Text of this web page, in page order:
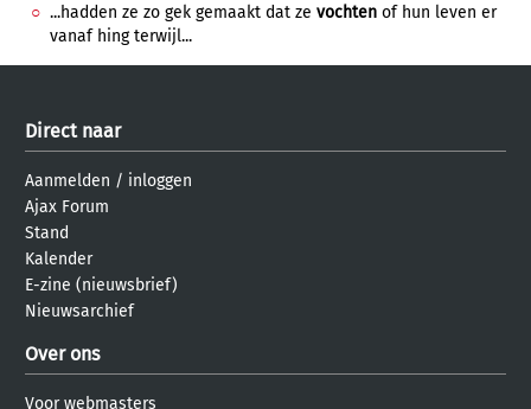
...hadden ze zo gek gemaakt dat ze vochten of hun leven er
vanaf hing terwijl...
Direct naar
Aanmelden / inloggen
Ajax Forum
Stand
Kalender
E-zine (nieuwsbrief)
Nieuwsarchief
Over ons
Voor webmasters